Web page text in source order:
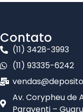
Contato
(11) 3428-3993
(11) 93335-6242
Av. Corypheu de
Paraventi –